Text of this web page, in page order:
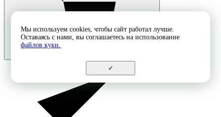
Мы используем cookies, чтобы сайт работал лучше.
Оставаясь с нами, вы соглашаетесь на использование
файлов куки.
✓